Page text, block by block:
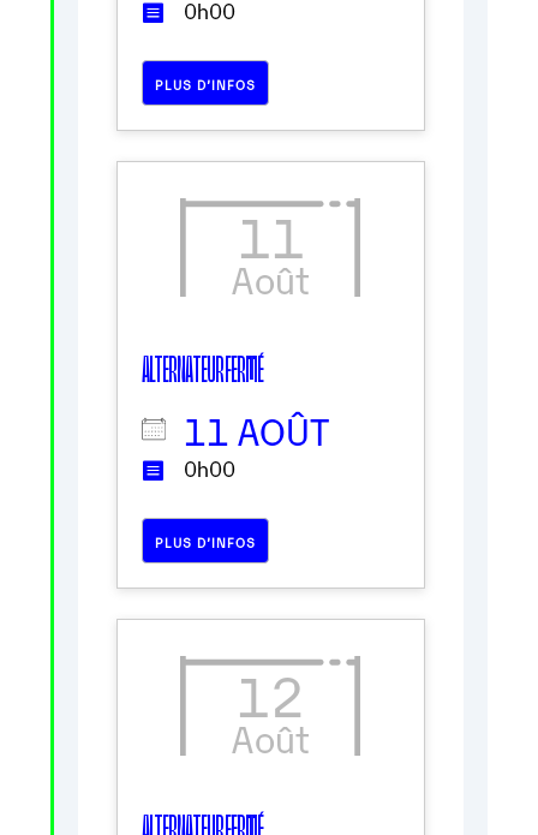
0h00
PLUS D’INFOS
11
Août
ALTERNATEUR FERMÉ
11 AOÛT
0h00
PLUS D’INFOS
12
Août